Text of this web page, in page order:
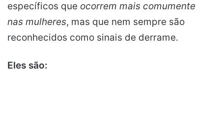
específicos que ocorrem mais comumente
nas mulheres, mas que nem sempre são
reconhecidos como sinais de derrame.
Eles são: